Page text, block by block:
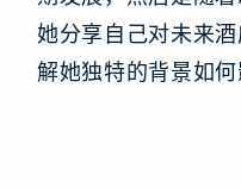
她分享自己对未来
解她独特的背景如何